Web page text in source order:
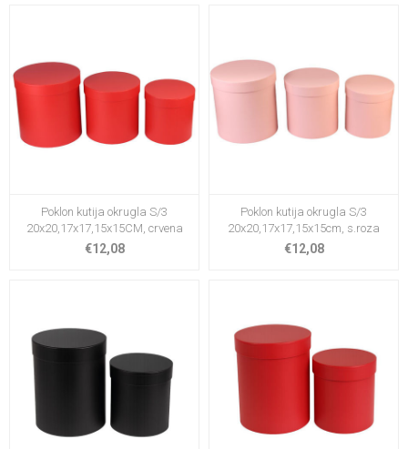
Poklon kutija okrugla S/3
20x20,17x17,15x15CM, crvena
€12,08
Poklon kutija okrugla S/3
20x20,17x17,15x15cm, s.roza
€12,08